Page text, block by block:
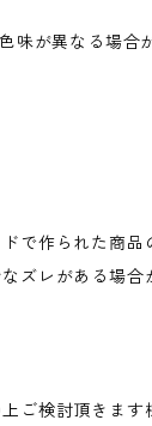
味が異なる場合
で作られた商品
ズレがある場合
ご検討頂きます